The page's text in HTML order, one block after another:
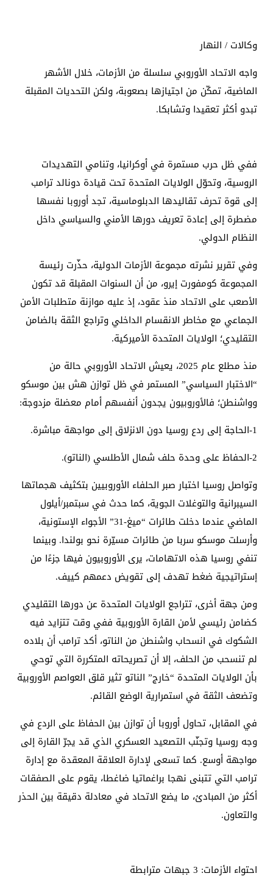
وكالات / النهار
واجه الاتحاد الأوروبي سلسلة من الأزمات، خلال الأشهر
الماضية، تمكّن من اجتيازها بصعوبة، ولكن التحديات المقبلة
تبدو أكثر تعقيدا وتشابكا.
ففي ظل حرب مستمرة في أوكرانيا، وتنامي التهديدات
الروسية، وتحوّل الولايات المتحدة تحت قيادة دونالد ترامب
إلى قوة تحرف تقاليدها الدبلوماسية، تجد أوروبا نفسها
مضطرة إلى إعادة تعريف دورها الأمني والسياسي داخل
النظام الدولي.
وفي تقرير نشرته مجموعة الأزمات الدولية، حذّرت رئيسة
المجموعة كومفورت إيرو، من أن السنوات المقبلة قد تكون
الأصعب على الاتحاد منذ عقود، إذ عليه موازنة متطلبات الأمن
الجماعي مع مخاطر الانقسام الداخلي وتراجع الثقة بالضامن
التقليدي؛ الولايات المتحدة الأميركية.
منذ مطلع عام 2025، يعيش الاتحاد الأوروبي حالة من
“الاختبار السياسي” المستمر في ظل توازن هش بين موسكو
وواشنطن؛ فالأوروبيون يجدون أنفسهم أمام معضلة مزدوجة:
1-الحاجة إلى ردع روسيا دون الانزلاق إلى مواجهة مباشرة.
2-الحفاظ على وحدة حلف شمال الأطلسي (الناتو).
وتواصل روسيا اختبار صبر الحلفاء الأوروبيين بتكثيف هجماتها
السيبرانية والتوغلات الجوية، كما حدث في سبتمبر/أيلول
الماضي عندما دخلت طائرات “ميغ-31” الأجواء الإستونية،
وأرسلت موسكو سربا من طائرات مسيّرة نحو بولندا. وبينما
تنفي روسيا هذه الاتهامات، يرى الأوروبيون فيها جزءًا من
إستراتيجية ضغط تهدف إلى تقويض دعمهم كييف.
ومن جهة أخرى، تتراجع الولايات المتحدة عن دورها التقليدي
كضامن رئيسي لأمن القارة الأوروبية ففي وقت تتزايد فيه
الشكوك في انسحاب واشنطن من الناتو، أكد ترامب أن بلاده
لم تنسحب من الحلف، إلا أن تصريحاته المتكررة التي توحي
بأن الولايات المتحدة “خارج” الناتو تثير قلق العواصم الأوروبية
وتضعف الثقة في استمرارية الوضع القائم.
في المقابل، تحاول أوروبا أن توازن بين الحفاظ على الردع في
وجه روسيا وتجنّب التصعيد العسكري الذي قد يجرّ القارة إلى
مواجهة أوسع. كما تسعى لإدارة العلاقة المعقدة مع إدارة
ترامب التي تتبنى نهجا براغماتيا ضاغطا، يقوم على الصفقات
أكثر من المبادئ، ما يضع الاتحاد في معادلة دقيقة بين الحذر
والتعاون.
احتواء الأزمات: 3 جبهات مترابطة